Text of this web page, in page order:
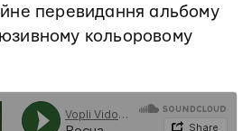
перевидання альбому
кольоровому